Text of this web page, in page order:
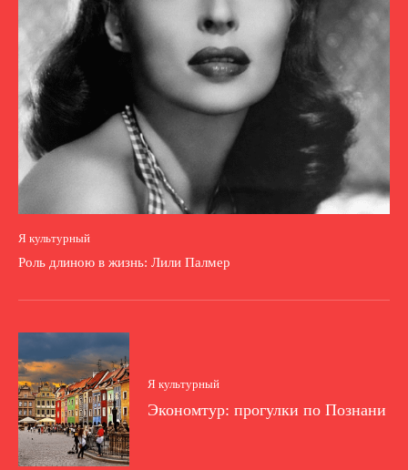
Я культурный
Роль длиною в жизнь: Лили Палмер
Я культурный
Экономтур: прогулки по Познани